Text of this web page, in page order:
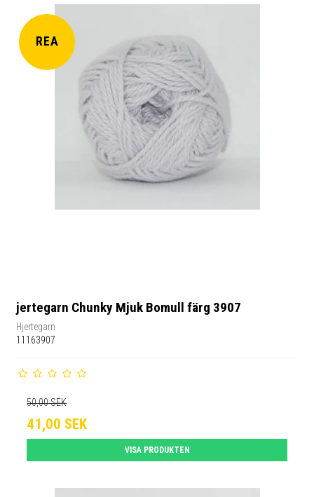
REA
jertegarn Chunky Mjuk Bomull färg 3907
Hjertegarn
11163907
50,00 SEK
41,00 SEK
VISA PRODUKTEN